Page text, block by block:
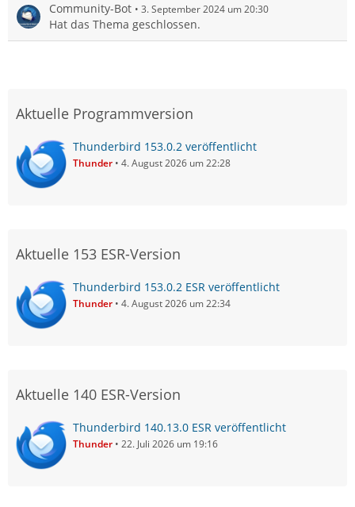
Community-Bot 3. September 2024 um 20:30
Hat das Thema geschlossen.
Aktuelle Programmversion
Thunderbird 153.0.2 veröffentlicht
Thunder 4. August 2026 um 22:28
Aktuelle 153 ESR-Version
Thunderbird 153.0.2 ESR veröffentlicht
Thunder 4. August 2026 um 22:34
Aktuelle 140 ESR-Version
Thunderbird 140.13.0 ESR veröffentlicht
Thunder 22. Juli 2026 um 19:16